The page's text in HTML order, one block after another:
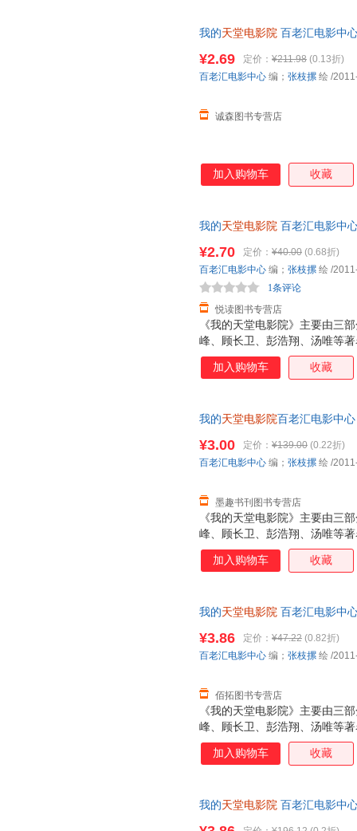
我的天堂电影院 百老汇电影中
¥2.69 定价： ¥211.98 (0.13折)
诚森图书专营店
百老汇电影中心 编； 张枝摞 绘 /
加入购物车 收藏
我的天堂电影院 百老汇电影中
《我的天堂电影院》主要由三
峰、顾长卫、彭浩翔、汤唯等
观影故事：从露天影院时代到
络时代……这些经历不仅属于
不再只是观赏电影的场所，它
何讲述那些不能说的故事？……
考，它所表达的或许正是你所
¥2.70 定价： ¥40.00 (0.68折)
悦读图书专营店
1条评论
百老汇电影中心 编； 张枝摞 绘 /
加入购物车 收藏
我的天堂电影院百老汇电影中
《我的天堂电影院》主要由三
峰、顾长卫、彭浩翔、汤唯等
观影故事：从露天影院时代到
络时代……这些经历不仅属于
不再只是观赏电影的场所，它
何讲述那些不能说的故事？……
考，它所表达的或许正是你所
¥3.00 定价： ¥139.00 (0.22折)
墨趣书刊图书专营店
百老汇电影中心 编； 张枝摞 绘 /
加入购物车 收藏
我的天堂电影院 百老汇电影中
《我的天堂电影院》主要由三
峰、顾长卫、彭浩翔、汤唯等
观影故事：从露天影院时代到
络时代……这些经历不仅属于
不再只是观赏电影的场所，它
¥3.86 定价： ¥47.22 (0.82折)
佰拓图书专营店
百老汇电影中心 编； 张枝摞 绘 /
加入购物车 收藏
我的天堂电影院 百老汇电影中